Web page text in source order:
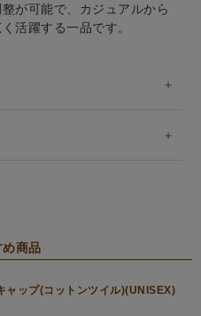
が可能で、カジュアルから
活躍する一品です。
め商品
ャップ(コットンツイル)(UNISEX)